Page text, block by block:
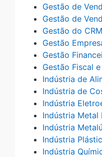
Gestão de
Gestão de
Gestão do CRM
Gestão
Gestão
Gestão Fiscal
Indústria de
Indústria de
Indústria
Indústria Metal
Indústria
Indústria
Indústria